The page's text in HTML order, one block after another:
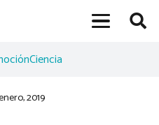
Ciencia
2019